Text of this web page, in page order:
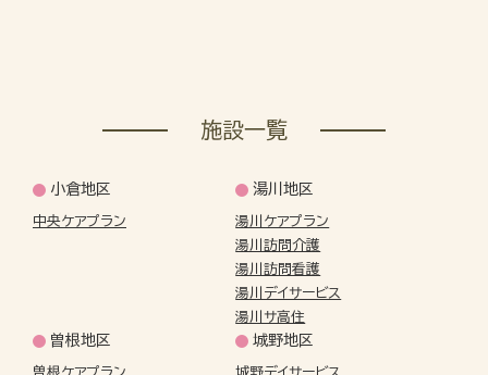
施設一覧
小倉地区
中央ケアプラン
湯川地区
湯川ケアプラン
湯川訪問介護
湯川訪問看護
湯川デイサービス
湯川サ高住
曽根地区 城野地区